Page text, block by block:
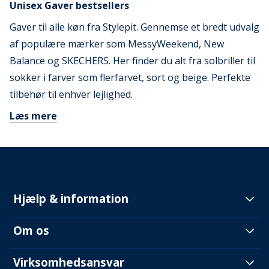
Unisex Gaver bestsellers
Gaver til alle køn fra Stylepit. Gennemse et bredt udvalg
af populære mærker som MessyWeekend, New
Balance og SKECHERS. Her finder du alt fra solbriller til
sokker i farver som flerfarvet, sort og beige. Perfekte
tilbehør til enhver lejlighed.
Læs mere
Hjælp & information
Om os
Virksomhedsansvar